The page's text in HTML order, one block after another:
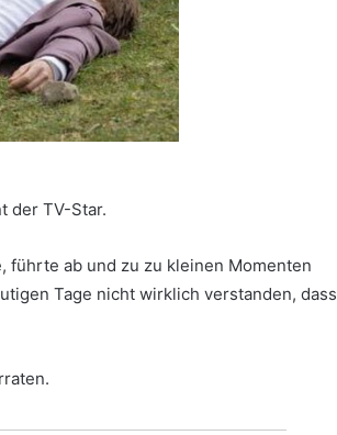
der TV-Star.
führte ab und zu zu kleinen Momenten
Tage nicht wirklich verstanden, dass